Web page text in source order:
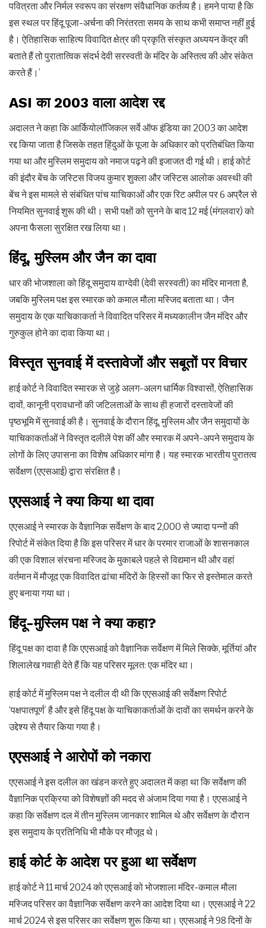
पवित्रता और निर्मल स्वरूप का संरक्षण संवैधानिक कर्तव्य है। हमने पाया है कि
इस स्थल पर हिंदू पूजा-अर्चना की निरंतरता समय के साथ कभी समाप्त नहीं हुई
है। ऐतिहासिक साहित्य विवादित क्षेत्र की प्रकृति संस्कृत अध्ययन केंद्र की
बताते हैं तो पुरातात्विक संदर्भ देवी सरस्वती के मंदिर के अस्तित्व की ओर संकेत
करते हैं।’
ASI का 2003 वाला आदेश रद्द
अदालत ने कहा कि आर्कियोलॉजिकल सर्वे ऑफ इंडिया का 2003 का आदेश
रद्द किया जाता है जिसके तहत हिंदुओं के पूजा के अधिकार को प्रतिबंधित किया
गया था और मुस्लिम समुदाय को नमाज पढ़ने की इजाजत दी गई थी। हाई कोर्ट
की इंदौर बेंच के जस्टिस विजय कुमार शुक्ला और जस्टिस आलोक अवस्थी की
बेंच ने इस मामले से संबंधित पांच याचिकाओं और एक रिट अपील पर 6 अप्रैल से
नियमित सुनवाई शुरू की थी। सभी पक्षों को सुनने के बाद 12 मई (मंगलवार) को
अपना फैसला सुरक्षित रख लिया था।
हिंदू, मुस्लिम और जैन का दावा
धार की भोजशाला को हिंदू समुदाय वाग्देवी (देवी सरस्वती) का मंदिर मानता है,
जबकि मुस्लिम पक्ष इस स्मारक को कमाल मौला मस्जिद बताता था। जैन
समुदाय के एक याचिकाकर्ता ने विवादित परिसर में मध्यकालीन जैन मंदिर और
गुरुकुल होने का दावा किया था।
विस्तृत सुनवाई में दस्तावेजों और सबूतों पर विचार
हाई कोर्ट ने विवादित स्मारक से जुड़े अलग-अलग धार्मिक विश्वासों, ऐतिहासिक
दावों, कानूनी प्रावधानों की जटिलताओं के साथ ही हजारों दस्तावेजों की
पृष्ठभूमि में सुनवाई की है। सुनवाई के दौरान हिंदू, मुस्लिम और जैन समुदायों के
याचिकाकर्ताओं ने विस्तृत दलीलें पेश कीं और स्मारक में अपने-अपने समुदाय के
लोगों के लिए उपासना का विशेष अधिकार मांगा है। यह स्मारक भारतीय पुरातत्व
सर्वेक्षण (एएसआई) द्वारा संरक्षित है।
एएसआई ने क्या किया था दावा
एएसआई ने स्मारक के वैज्ञानिक सर्वेक्षण के बाद 2,000 से ज्यादा पन्नों की
रिपोर्ट में संकेत दिया है कि इस परिसर में धार के परमार राजाओं के शासनकाल
की एक विशाल संरचना मस्जिद के मुकाबले पहले से विद्यमान थी और वहां
वर्तमान में मौजूद एक विवादित ढांचा मंदिरों के हिस्सों का फिर से इस्तेमाल करते
हुए बनाया गया था।
हिंदू-मुस्लिम पक्ष ने क्या कहा?
हिंदू पक्ष का दावा है कि एएसआई को वैज्ञानिक सर्वेक्षण में मिले सिक्के, मूर्तियां और
शिलालेख गवाही देते हैं कि यह परिसर मूलत: एक मंदिर था।
हाई कोर्ट में मुस्लिम पक्ष ने दलील दी थी कि एएसआई की सर्वेक्षण रिपोर्ट
‘पक्षपातपूर्ण’ है और इसे हिंदू पक्ष के याचिकाकर्ताओं के दावों का समर्थन करने के
उद्देश्य से तैयार किया गया है।
एएसआई ने आरोपों को नकारा
एएसआई ने इस दलील का खंडन करते हुए अदालत में कहा था कि सर्वेक्षण की
वैज्ञानिक प्रक्रिया को विशेषज्ञों की मदद से अंजाम दिया गया है। एएसआई ने
कहा कि सर्वेक्षण दल में तीन मुस्लिम जानकार शामिल थे और सर्वेक्षण के दौरान
इस समुदाय के प्रतिनिधि भी मौके पर मौजूद थे।
हाई कोर्ट के आदेश पर हुआ था सर्वेक्षण
हाई कोर्ट ने 11 मार्च 2024 को एएसआई को भोजशाला मंदिर-कमाल मौला
मस्जिद परिसर का वैज्ञानिक सर्वेक्षण करने का आदेश दिया था। एएसआई ने 22
मार्च 2024 से इस परिसर का सर्वेक्षण शुरू किया था। एएसआई ने 98 दिनों के